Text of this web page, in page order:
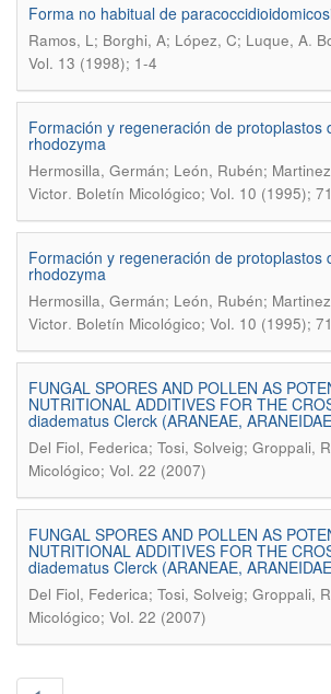
Forma no habitual de
Ramos, L; Borghi, A; López, C; Luque, A.
Vol. 13 (1998); 1-4
Formación y regeneración de protoplastos
rhodozyma
Hermosilla, Germán; León, Rubén;
Victor. Boletín Micológico; Vol. 10 (1995);
Formación y regeneración de protoplastos
rhodozyma
Hermosilla, Germán; León, Rubén;
Victor. Boletín Micológico; Vol. 10 (1995);
FUNGAL SPORES AND POLLEN AS
NUTRITIONAL ADDITIVES FOR THE
diadematus Clerck (ARANEAE,
Del Fiol, Federica; Tosi, Solveig; Groppali,
Micológico; Vol. 22 (2007)
FUNGAL SPORES AND POLLEN AS
NUTRITIONAL ADDITIVES FOR THE
diadematus Clerck (ARANEAE,
Del Fiol, Federica; Tosi, Solveig; Groppali,
Micológico; Vol. 22 (2007)